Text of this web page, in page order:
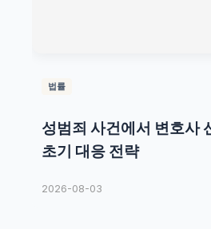
법률
성범죄 사건에서 변호사
초기 대응 전략
2026-08-03